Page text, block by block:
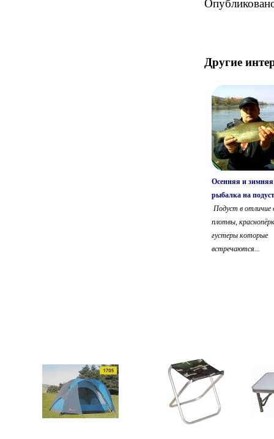
Другие
Осенняя и зимняя
рыбалка на
Подуст в отличие
плотвы,
густеры которые
встречаются...